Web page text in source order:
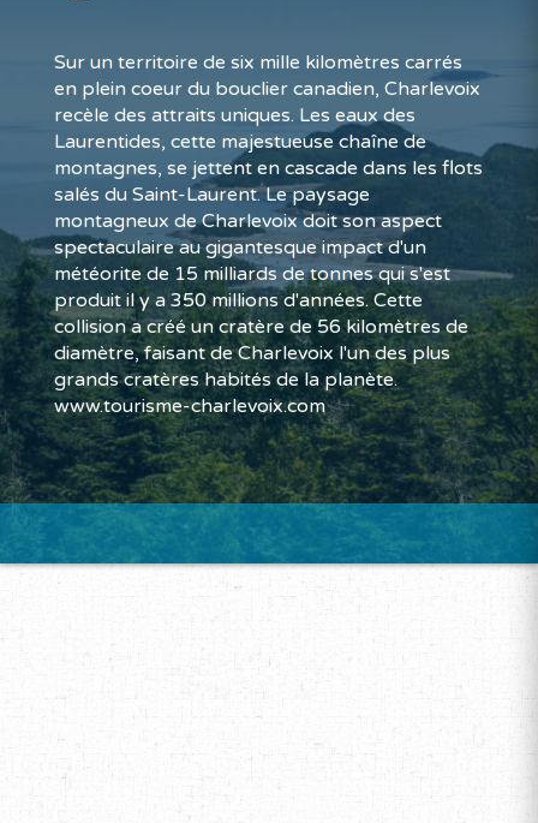
Sur un territoire de six mille kilomètres carrés
en plein coeur du bouclier canadien, Charlevoix
recèle des attraits uniques. Les eaux des
Laurentides, cette majestueuse chaîne de
montagnes, se jettent en cascade dans les flots
salés du Saint-Laurent. Le paysage
montagneux de Charlevoix doit son aspect
spectaculaire au gigantesque impact d'un
météorite de 15 milliards de tonnes qui s'est
produit il y a 350 millions d'années. Cette
collision a créé un cratère de 56 kilomètres de
diamètre, faisant de Charlevoix l'un des plus
grands cratères habités de la planète.
www.tourisme-charlevoix.com